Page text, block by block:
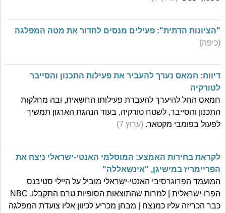
"הציונות הדתית": פעילים מנסים לחדור את מטה המפלגה
(כיפה)
דיווח: חמאס נערך להעביר את פעילות התכנון והסייבר
לטורקיה
חמאס החל להיערך להעברת פעילותו החשאית, ובה מחלקות
התכנון והסייבר, לשטח טורקיה, בעוד הנהגת הארגון תמשיך
לפעול בפומבי מקטאר. (ערוץ 7)
לקראת בחירות האמצע: המוסלמי האנטי-ישראלי ניצח את
הפריימריז במישיגן, "אינשאללה"
המועמד הפרוגרסיבי האנטי-ישראלי מוביל על היילי סטיבנס
הפרו-ישראלית | למרות שהתוצאות הסופיות טרם התקבלו, NBC
כבר הכריזה עליו כמנצח | מבחן מכריע לכיוון אליו צועדת המפלגה